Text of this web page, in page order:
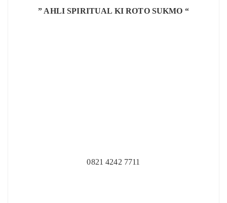
” AHLI SPIRITUAL KI ROTO SUKMO “
0821 4242 7711